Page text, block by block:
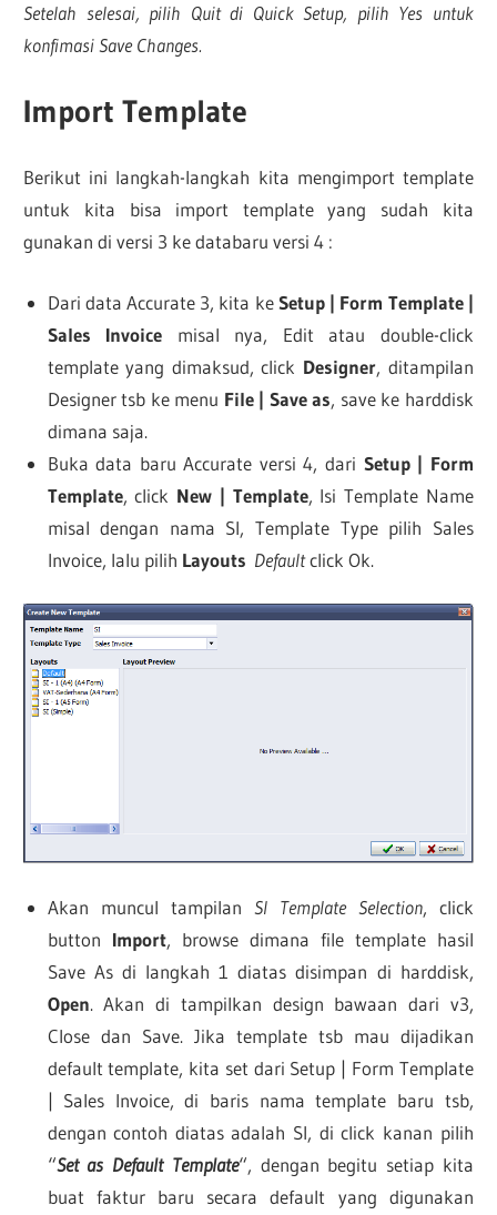
Setelah selesai, pilih Quit di Quick Setup, pilih Yes untuk
konfimasi Save Changes.
Import Template
Berikut ini langkah-langkah kita mengimport template
untuk kita bisa import template yang sudah kita
gunakan di versi 3 ke databaru versi 4 :
Dari data Accurate 3, kita keSetup | Form Template |
Sales Invoice misal nya, Edit atau double-click
template yang dimaksud, click Designer, ditampilan
Designer tsb ke menu File | Save as, save ke harddisk
dimana saja.
Buka data baru Accurate versi 4, dari Setup | Form
Template, click New | Template, Isi Template Name
misal dengan nama SI, Template Type pilih Sales
Invoice, lalu pilih Layouts Defaultclick Ok.
Akan muncul tampilan SI Template Selection, click
button Import, browse dimana file template hasil
Save As di langkah 1 diatas disimpan di harddisk,
Open. Akan di tampilkan design bawaan dari v3,
Close dan Save. Jika template tsb mau dijadikan
default template, kita set dari Setup | Form Template
| Sales Invoice, di baris nama template baru tsb,
dengan contoh diatas adalah SI, di click kanan pilih
“Set as Default Template“, dengan begitu setiap kita
buat faktur baru secara default yang digunakan